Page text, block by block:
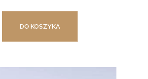
DO KOSZYKA